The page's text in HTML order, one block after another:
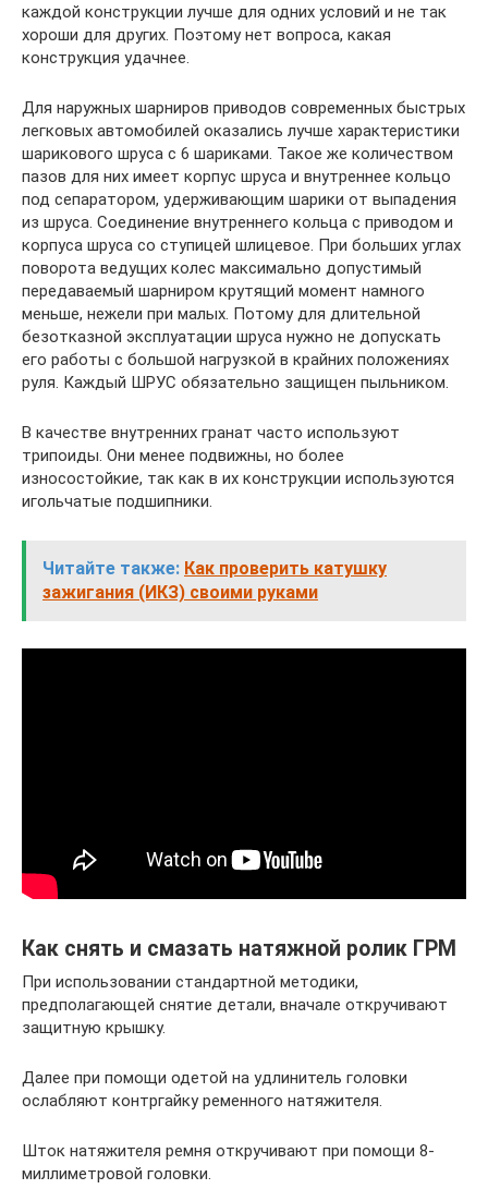
каждой конструкции лучше для одних условий и не так
хороши для других. Поэтому нет вопроса, какая
конструкция удачнее.
Для наружных шарниров приводов современных быстрых
легковых автомобилей оказались лучше характеристики
шарикового шруса с 6 шариками. Такое же количеством
пазов для них имеет корпус шруса и внутреннее кольцо
под сепаратором, удерживающим шарики от выпадения
из шруса. Соединение внутреннего кольца с приводом и
корпуса шруса со ступицей шлицевое. При больших углах
поворота ведущих колес максимально допустимый
передаваемый шарниром крутящий момент намного
меньше, нежели при малых. Потому для длительной
безотказной эксплуатации шруса нужно не допускать
его работы с большой нагрузкой в крайних положениях
руля. Каждый ШРУС обязательно защищен пыльником.
В качестве внутренних гранат часто используют
трипоиды. Они менее подвижны, но более
износостойкие, так как в их конструкции используются
игольчатые подшипники.
Читайте также: Как проверить катушку
зажигания (ИКЗ) своими руками
Как снять и смазать натяжной ролик ГРМ
При использовании стандартной методики,
предполагающей снятие детали, вначале откручивают
защитную крышку.
Далее при помощи одетой на удлинитель головки
ослабляют контргайку ременного натяжителя.
Шток натяжителя ремня откручивают при помощи 8-
миллиметровой головки.